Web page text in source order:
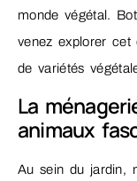
monde végétal.
venez explorer cet
de variétés
La
animaux
Au sein du jardin,